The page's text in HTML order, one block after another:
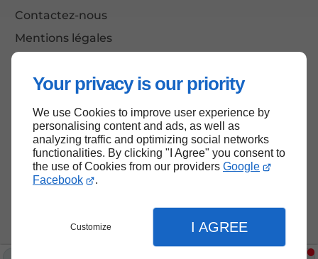
Your privacy is our priority
We use Cookies to improve user experience by
personalising content and ads, as well as
analyzing traffic and optimizing social networks
functionalities. By clicking "I Agree" you consent to
the use of Cookies from our providers Google
Facebook
.
Customize I AGREE
Contactez-nous
Mentions légales
Haut de page